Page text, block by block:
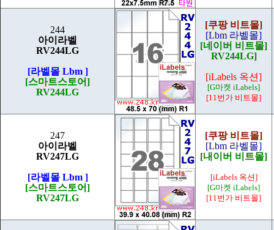
244
아이라벨
RV244LG
[라벨몰 Lbm ]
[스마트스토어]
RV244LG
[쿠팡 비트몰]
[Lbm 라벨몰]
[네이버 비트몰]
RV244LG]
[iLabels 옥션]
[G마켓 iLabels]
[11번가 비트몰]
247
아이라벨
RV247LG
[라벨몰 Lbm ]
[스마트스토어]
RV247LG
[쿠팡 비트몰]
[Lbm 라벨몰]
[내이버 비트몰]
[iLabels 옥션]
[G마켓 iLabels]
[11번가 비트몰]